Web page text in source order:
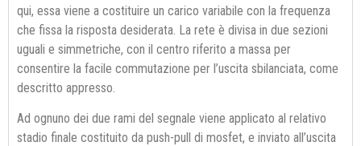
qui, essa viene a costituire un carico variabile con la frequenza
che fissa la risposta desiderata. La rete è divisa in due sezioni
uguali e simmetriche, con il centro riferito a massa per
consentire la facile commutazione per l’uscita sbilanciata, come
descritto appresso.
Ad ognuno dei due rami del segnale viene applicato al relativo
stadio finale costituito da push-pull di mosfet, e inviato all’uscita